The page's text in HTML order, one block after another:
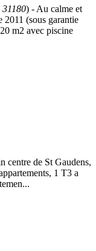
31180) - Au calme et
2011 (sous garantie
m2 avec piscine
centre de St Gaudens,
1 T3 a